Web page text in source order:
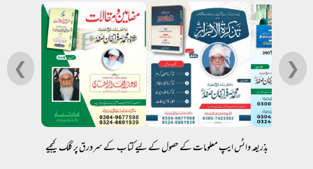
❮ ❯
بذریعہ واٹس ایپ معلومات کے حصول کے لیے کتاب کے سرورق پر کلک کیجیے